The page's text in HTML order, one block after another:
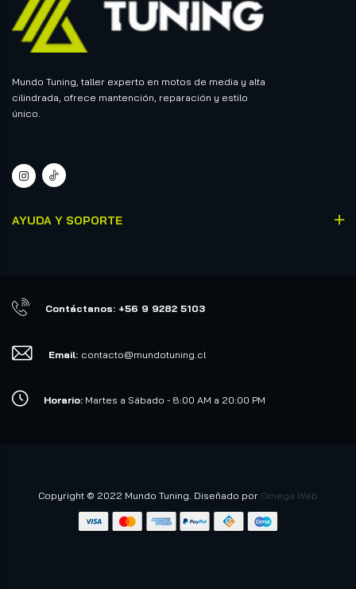
Mundo Tuning, taller experto en motos de media y alta
cilindrada, ofrece mantención, reparación y estilo
único.
AYUDA Y SOPORTE
Contáctanos: +56 9 9282 5103
Email: contacto@mundotuning.cl
Horario: Martes a Sábado - 8:00 AM a 20:00 PM
Copyright © 2022 Mundo Tuning. Diseñado por Omega Web